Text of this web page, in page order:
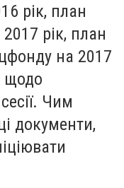
рік, план
2017 рік, план
на 2017
щодо
Чим
документи,